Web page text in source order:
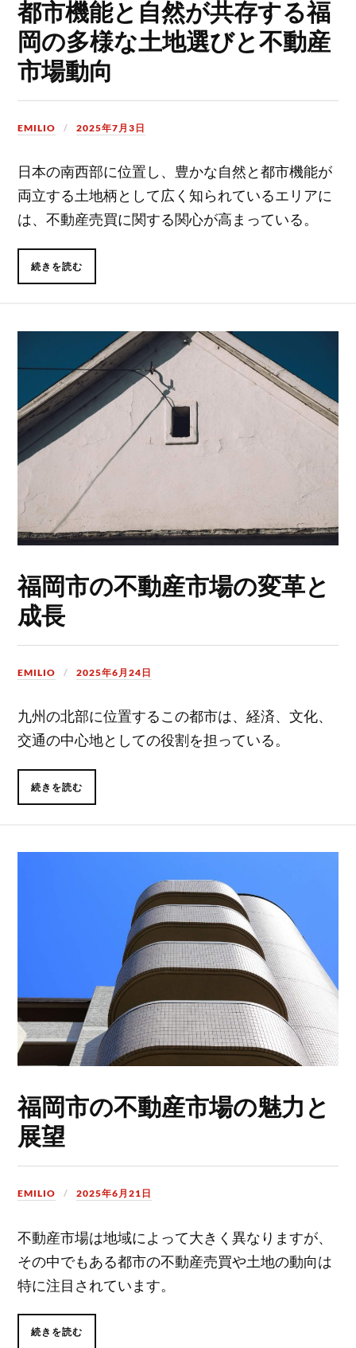
都市機能と自然が共存する福
岡の多様な土地選びと不動産
市場動向
EMILIO 2025年7月3日
日本の南西部に位置し、豊かな自然と都市機能が
両立する土地柄として広く知られているエリアに
は、不動産売買に関する関心が高まっている。
続きを読む
福岡市の不動産市場の変革と
成長
EMILIO 2025年6月24日
九州の北部に位置するこの都市は、経済、文化、
交通の中心地としての役割を担っている。
続きを読む
福岡市の不動産市場の魅力と
展望
EMILIO 2025年6月21日
不動産市場は地域によって大きく異なりますが、
その中でもある都市の不動産売買や土地の動向は
特に注目されています。
続きを読む